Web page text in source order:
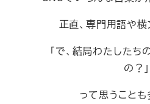
正直、専門用語や横
「で、結局わたした
の？」
って思うことも